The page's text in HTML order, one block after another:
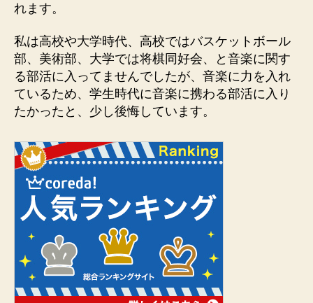
れます。
私は高校や大学時代、高校ではバスケットボール
部、美術部、大学では将棋同好会、と音楽に関す
る部活に入ってませんでしたが、音楽に力を入れ
ているため、学生時代に音楽に携わる部活に入り
たかったと、少し後悔しています。